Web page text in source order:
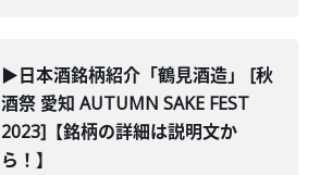
▶日本酒銘柄紹介「鶴見酒造」 [秋
酒祭 愛知 AUTUMN SAKE FEST
2023]【銘柄の詳細は説明文か
ら！】